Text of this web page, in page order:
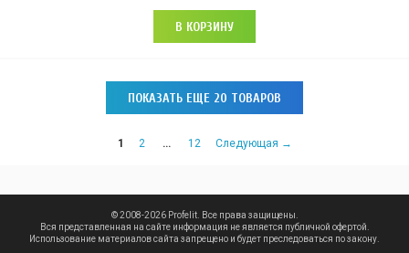
В КОРЗИНУ
ПОКАЗАТЬ ЕЩЕ 20 ТОВАРОВ
1 2 … 12 Следующая →
© 2008-2026 Profelit. Все права защищены.
Вся представленная на сайте информация не является публичной офертой.
Использование материалов сайта запрещено и будет преследоваться по закону.